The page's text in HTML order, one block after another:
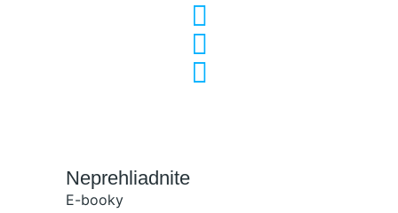
Neprehliadnite
E-booky